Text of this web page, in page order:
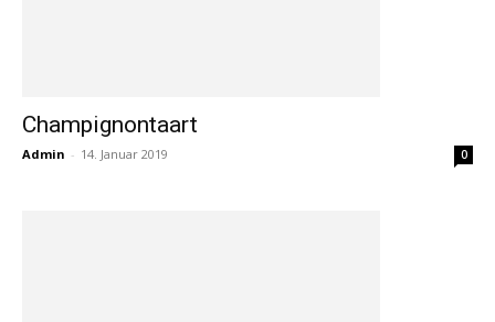
Champignontaart
Admin - 14. Januar 2019 0